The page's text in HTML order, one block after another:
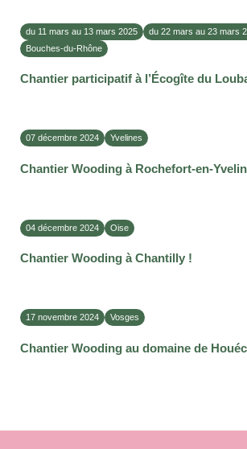
du 11 mars au 13 mars 2025
du 22 mars au 23 mars
Bouches-du-Rhône
Chantier participatif à l’Écogîte du
07 décembre 2024 Yvelines
Chantier Wooding à Rochefort-en-
04 décembre 2024 Oise
Chantier Wooding à Chantilly !
17 novembre 2024 Vosges
Chantier Wooding au domaine de